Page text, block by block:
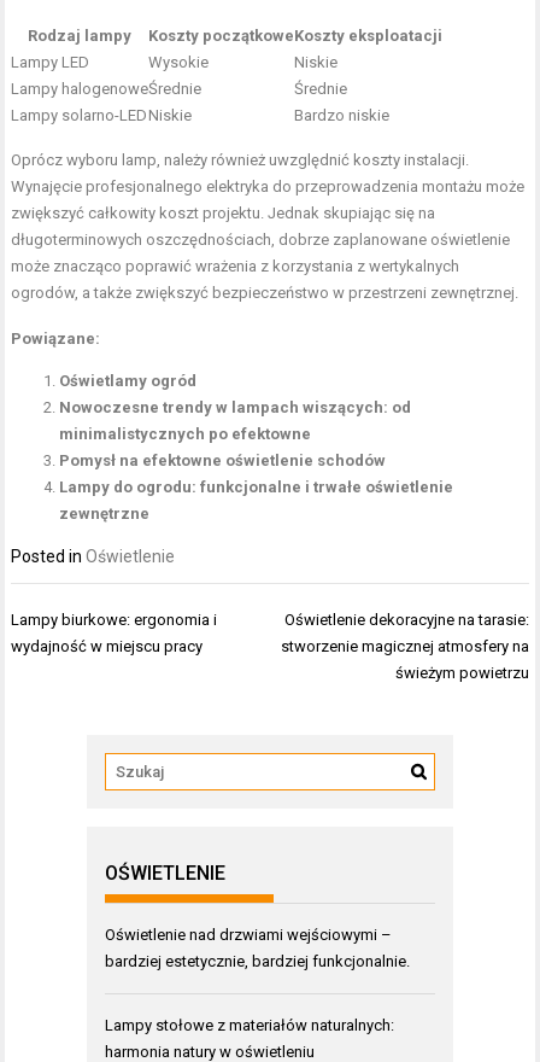
Rodzaj lampy Koszty początkoweKoszty eksploatacji
Lampy LED
Wysokie
Niskie
Lampy halogenoweŚrednie
Średnie
Lampy solarno-LED Niskie Bardzo niskie
Oprócz wyboru lamp, należy również uwzględnić koszty instalacji.
Wynajęcie profesjonalnego elektryka do przeprowadzenia montażu może
zwiększyć całkowity koszt projektu. Jednak skupiając się na
długoterminowych oszczędnościach, dobrze zaplanowane oświetlenie
może znacząco poprawić wrażenia z korzystania z wertykalnych
ogrodów, a także zwiększyć bezpieczeństwo w przestrzeni zewnętrznej.
Powiązane:
Oświetlamy ogród
Nowoczesne trendy w lampach wiszących: od
minimalistycznych po efektowne
Pomysł na efektowne oświetlenie schodów
Lampy do ogrodu: funkcjonalne i trwałe oświetlenie
zewnętrzne
Posted inOświetlenie
Nawigacja
wpisu
Lampy biurkowe: ergonomia i
wydajność w miejscu pracy
Oświetlenie dekoracyjne na tarasie:
stworzenie magicznej atmosfery na
świeżym powietrzu
OŚWIETLENIE
Oświetlenie nad drzwiami wejściowymi –
bardziej estetycznie, bardziej funkcjonalnie.
Lampy stołowe z materiałów naturalnych:
harmonia natury w oświetleniu